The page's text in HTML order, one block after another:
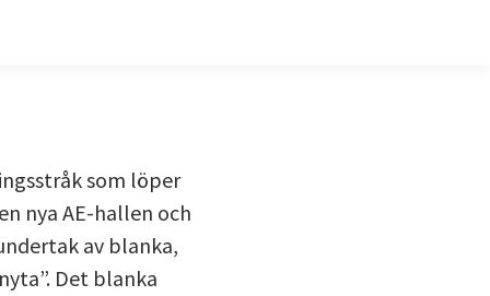
som löper
nya AE-hallen och
av blanka,
Det blanka